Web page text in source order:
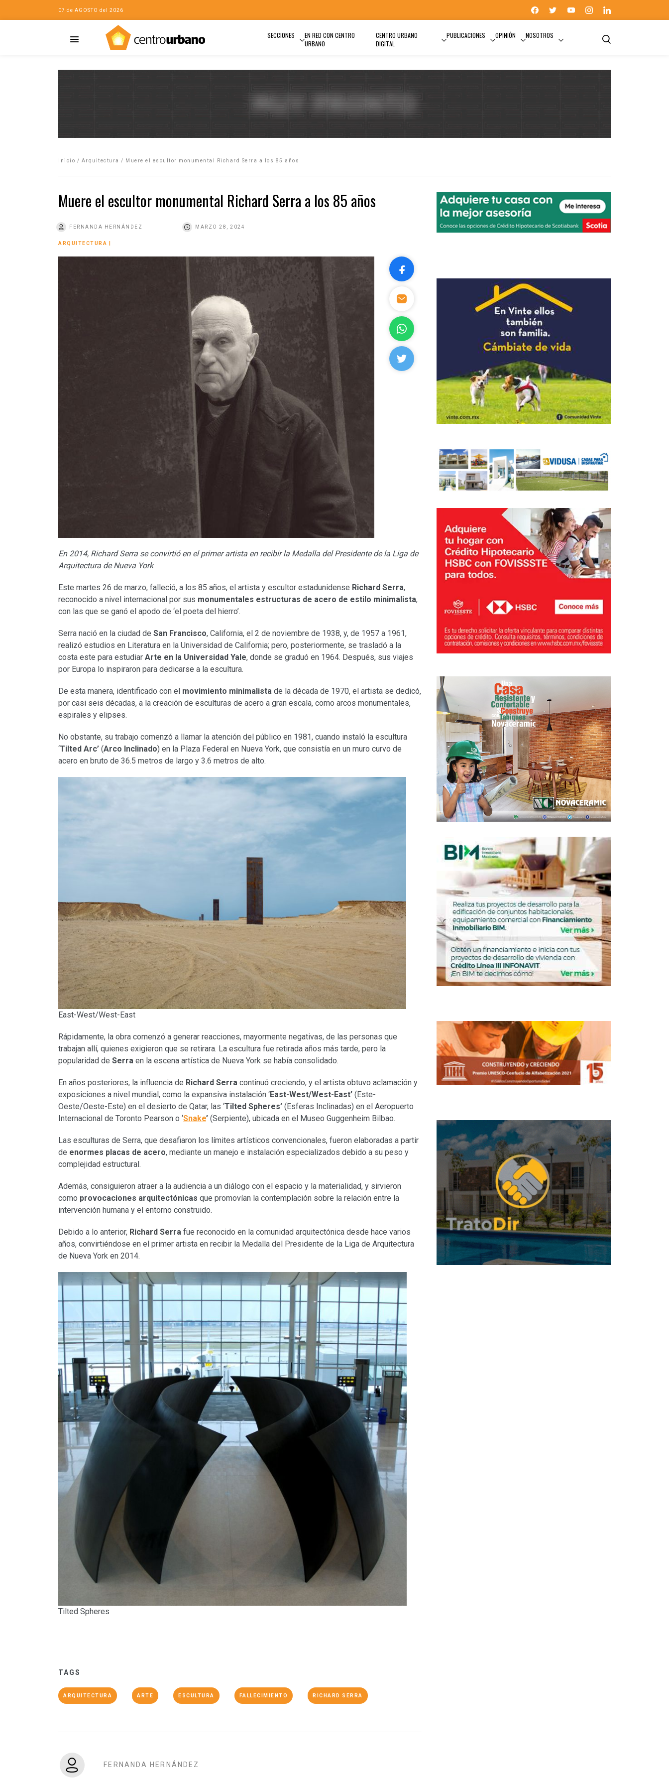
07 de AGOSTO del 2026
SECCIONES
EN RED CON CENTRO
URBANO
CENTRO URBANO
DIGITAL
PUBLICACIONES OPINIÓN NOSOTROS
Inicio / Arquitectura / Muere el escultor monumental Richard Serra a los 85 años
Muere el escultor monumental Richard Serra a los 85 años
FERNANDA HERNÁNDEZ MARZO 28, 2024
ARQUITECTURA
En 2014, Richard Serra se convirtió en el primer artista en recibir la Medalla del Presidente de la Liga de
Arquitectura de Nueva York
Este martes 26 de marzo, falleció, a los 85 años, el artista y escultor estadunidense Richard Serra,
reconocido a nivel internacional por sus monumentales estructuras de acero de estilo minimalista,
con las que se ganó el apodo de ‘el poeta del hierro’.
Serra nació en la ciudad de San Francisco, California, el 2 de noviembre de 1938, y, de 1957 a 1961,
realizó estudios en Literatura en la Universidad de California; pero, posteriormente, se trasladó a la
costa este para estudiar Arte en la Universidad Yale, donde se graduó en 1964. Después, sus viajes
por Europa lo inspiraron para dedicarse a la escultura.
De esta manera, identificado con el movimiento minimalista de la década de 1970, el artista se dedicó,
por casi seis décadas, a la creación de esculturas de acero a gran escala, como arcos monumentales,
espirales y elipses.
No obstante, su trabajo comenzó a llamar la atención del público en 1981, cuando instaló la escultura
‘Tilted Arc’ (Arco Inclinado) en la Plaza Federal en Nueva York, que consistía en un muro curvo de
acero en bruto de 36.5 metros de largo y 3.6 metros de alto.
East-West/West-East
Rápidamente, la obra comenzó a generar reacciones, mayormente negativas, de las personas que
trabajan allí, quienes exigieron que se retirara. La escultura fue retirada años más tarde, pero la
popularidad de Serra en la escena artística de Nueva York se había consolidado.
En años posteriores, la influencia de Richard Serra continuó creciendo, y el artista obtuvo aclamación y
exposiciones a nivel mundial, como la expansiva instalación ‘East-West/West-East’ (Este-
Oeste/Oeste-Este) en el desierto de Qatar, las ‘Tilted Spheres’ (Esferas Inclinadas) en el Aeropuerto
Internacional de Toronto Pearson o ‘Snake’ (Serpiente), ubicada en el Museo Guggenheim Bilbao.
Las esculturas de Serra, que desafiaron los límites artísticos convencionales, fueron elaboradas a partir
de enormes placas de acero, mediante un manejo e instalación especializados debido a su peso y
complejidad estructural.
Además, consiguieron atraer a la audiencia a un diálogo con el espacio y la materialidad, y sirvieron
como provocaciones arquitectónicas que promovían la contemplación sobre la relación entre la
intervención humana y el entorno construido.
Debido a lo anterior, Richard Serra fue reconocido en la comunidad arquitectónica desde hace varios
años, convirtiéndose en el primer artista en recibir la Medalla del Presidente de la Liga de Arquitectura
de Nueva York en 2014.
Tilted Spheres
TAGS
ARQUITECTURA ARTE ESCULTURA FALLECIMIENTO RICHARD SERRA
FERNANDA HERNÁNDEZ